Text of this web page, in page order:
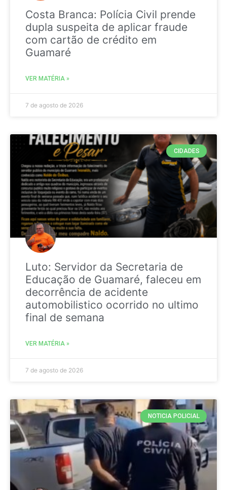
Costa Branca: Polícia Civil prende
dupla suspeita de aplicar fraude
com cartão de crédito em
Guamaré
VER MATÉRIA »
7 de agosto de 2026
CIDADES
Luto: Servidor da Secretaria de
Educação de Guamaré, faleceu em
decorrência de acidente
automobilistico ocorrido no ultimo
final de semana
VER MATÉRIA »
7 de agosto de 2026
NOTICIA POLICIAL